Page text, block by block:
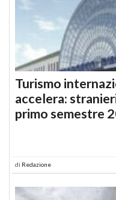
Turismo
accelera:
primo semestre
di Redazione